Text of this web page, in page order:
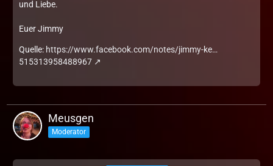
und Liebe.
Euer Jimmy
Quelle: https://www.facebook.com/notes/jimmy-ke…
515313958488967
Meusgen
Moderator